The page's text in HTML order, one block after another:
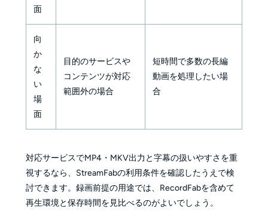
面
向
か
な
い
場
面
目的のサービスや
コンテンツが対応
範囲外の場合
短時間で多数の長編
動画を処理したい場
合
対応サービスでMP4・MKV出力と字幕の扱いやすさを重
視するなら、StreamFabの利用条件を確認したうえで検
討できます。録画前提の用途では、RecordFabを含めて
再生環境と保存時間を見比べるのがよいでしょう。